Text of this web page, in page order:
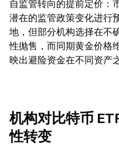
自监管转向的提前定价：
潜在的监管政策变化进行
地，但部分机构选择在不
性抛售，而同期黄金价格
映出避险资金在不同资产
机构对比特币
性转变